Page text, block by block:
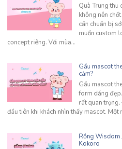
Quà Trung thu
không nên
cần chuẩn bị
muốn custom
concept riêng. Với mùa…
Gấu mascot
cảm?
Gấu mascot
form dáng
rất quan
đầu tiên khi khách nhìn thấy mascot.
Rồng Wisdom
Kokoro